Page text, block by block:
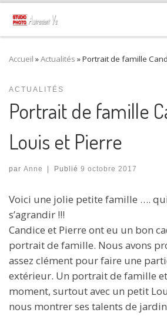
Passer au contenu
Accueil »Actualités »Portrait de famille
ACTUALITÉS
Portrait de famille
Louis et Pierre
par Anne Publié 9 octobre 2017
Voici une jolie petite famille ….
s’agrandir !!!
Candice et Pierre ont eu un bon
portrait de famille. Nous avons
assez clément pour faire une
extérieur. Un portrait de famille
moment, surtout avec un petit
nous montrer ses talents de